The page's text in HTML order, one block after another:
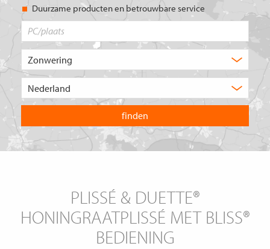
Duurzame producten en betrouwbare service
product
u?
land
waarin
u
wilt
zoeken.
PLISSÉ & DUETTE®
HONINGRAATPLISSÉ MET BLISS®
BEDIENING